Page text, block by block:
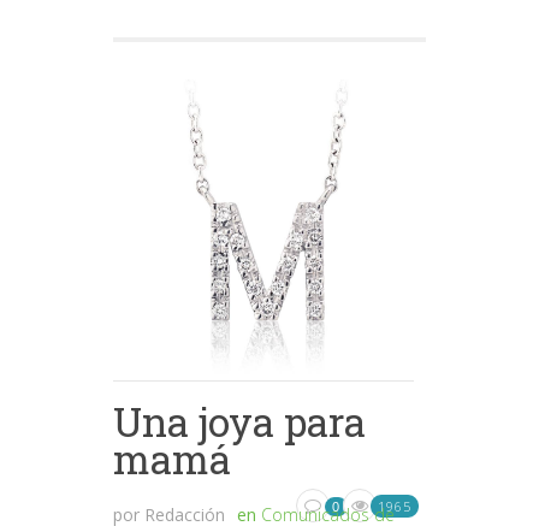
Una joya para
mamá
por Redacción en Comunicados de
0 1965